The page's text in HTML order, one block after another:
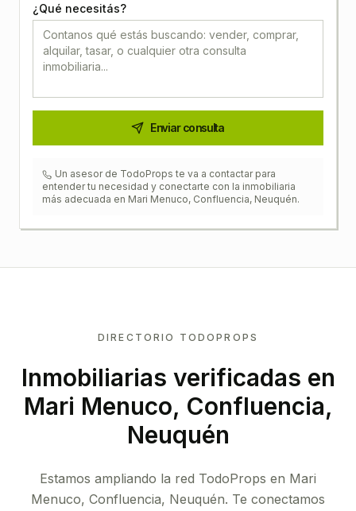
¿Qué necesitás?
Enviar consulta
Un asesor de TodoProps te va a contactar para
entender tu necesidad y conectarte con la inmobiliaria
más adecuada en Mari Menuco, Confluencia, Neuquén.
DIRECTORIO TODOPROPS
Inmobiliarias verificadas en
Mari Menuco, Confluencia,
Neuquén
Estamos ampliando la red TodoProps en Mari
Menuco, Confluencia, Neuquén. Te conectamos